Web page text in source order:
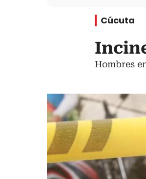
Cúcuta
Hombres